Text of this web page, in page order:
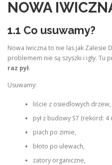
NOWA
1.1 Co usuwamy?
Nowa Iwiczna to nie las jak Zalesie
problemem nie są szyszki i igły. Tu
raz pył.
Usuwamy:
liście z osiedlowych drzew,
pył z budowy S7 (rekord: 4
piach po zimie,
błoto po ulewach,
zatory organiczne,